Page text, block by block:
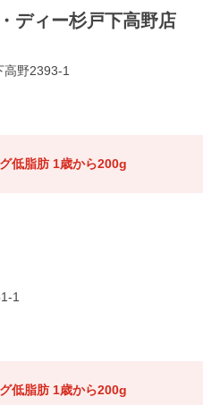
ディー杉戸下高野店
野2393-1
低脂肪 1歳から200g
1
低脂肪 1歳から200g